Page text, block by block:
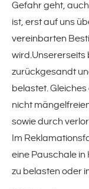
Gefahr geht,
ist, erst auf uns
vereinbarten
wird.Unsererseits
zurückgesandt
belastet.
nicht
sowie durch
Im
eine Pauschale in
zu belasten oder